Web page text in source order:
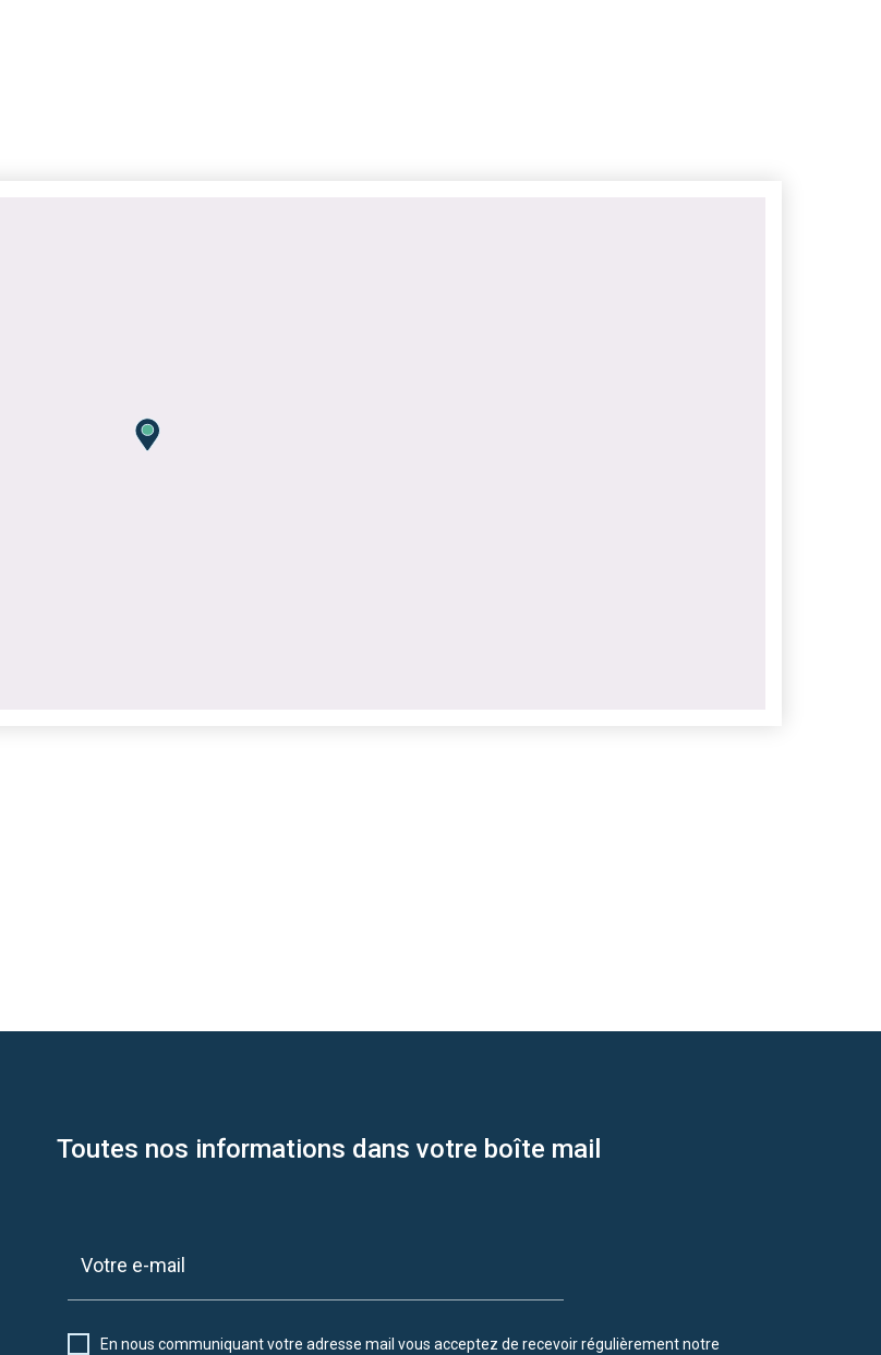
Toutes nos informations dans votre boîte mail
En nous communiquant votre adresse mail vous acceptez de recevoir régulièrement notre